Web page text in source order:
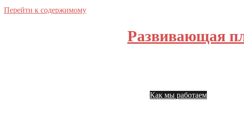
Перейти к содержимому
Развивающая
Как мы работаем